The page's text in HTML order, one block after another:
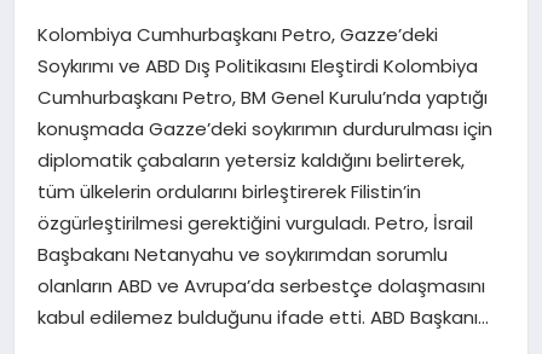
KRIPTO HABER
Kolombiya Cumhurbaşkanı Petro, Gazze’deki
Soykırımı ve ABD Dış Politikasını Eleştirdi Kolombiya
Cumhurbaşkanı Petro, BM Genel Kurulu’nda yaptığı
konuşmada Gazze’deki soykırımın durdurulması için
diplomatik çabaların yetersiz kaldığını belirterek,
tüm ülkelerin ordularını birleştirerek Filistin’in
özgürleştirilmesi gerektiğini vurguladı. Petro, İsrail
Başbakanı Netanyahu ve soykırımdan sorumlu
olanların ABD ve Avrupa’da serbestçe dolaşmasını
kabul edilemez bulduğunu ifade etti. ABD Başkanı…